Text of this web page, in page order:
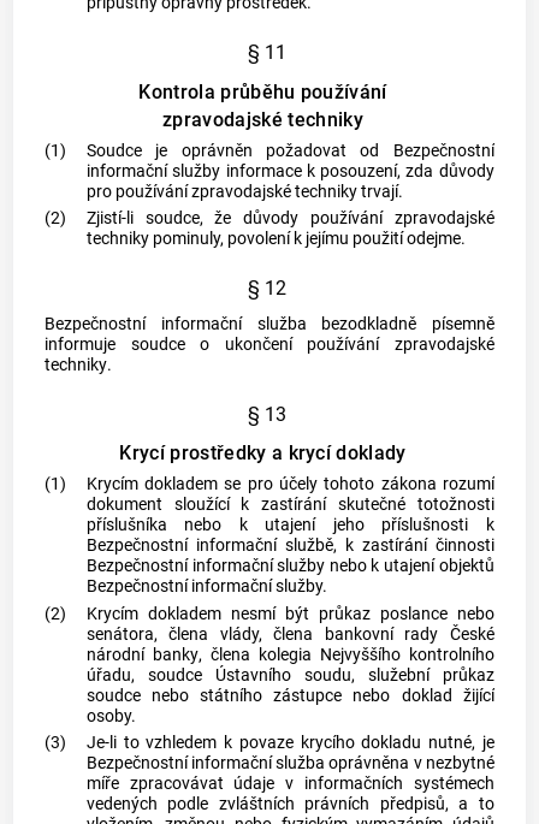
§ 11
Kontrola průběhu používání
zpravodajské techniky
(1)
Soudce je oprávněn požadovat od Bezpečnostní
informační služby informace k posouzení, zda důvody
pro používánízpravodajské technikytrvají.
(2)
Zjistí-li soudce, že důvody používání zpravodajské
technikypominuly, povolení k jejímu použití odejme.
§ 12
Bezpečnostní informační služba bezodkladně písemně
informuje soudce o ukončení používání zpravodajské
techniky.
§ 13
Krycí prostředky a krycí doklady
(1) Krycím dokladem se pro účely tohoto zákona rozumí
dokument sloužící k zastírání skutečné totožnosti
příslušníka nebo k utajení jeho příslušnosti k
Bezpečnostní informační službě, k zastírání činnosti
Bezpečnostní informační služby nebo k utajení objektů
Bezpečnostní informační služby.
(2)
Krycím doklademnesmí být průkaz poslance nebo
senátora, člena vlády, člena bankovní rady České
národní banky, člena kolegia Nejvyššího kontrolního
úřadu, soudce Ústavního soudu, služební průkaz
soudce nebo státního zástupce nebo doklad žijící
osoby.
(3)
Je-li to vzhledem k povaze krycího dokladu nutné, je
Bezpečnostní informační služba oprávněna v nezbytné
míře zpracovávat údaje v informačních systémech
vedených podle zvláštních právních předpisů, a to